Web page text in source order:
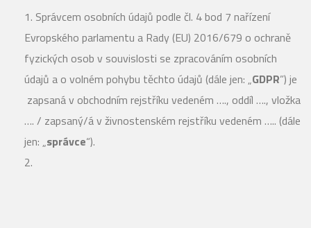
Správcem osobních údajů podle čl. 4 bod 7 nařízení
Evropského parlamentu a Rady (EU) 2016/679 o ochraně
fyzických osob v souvislosti se zpracováním osobních
údajů a o volném pohybu těchto údajů (dále jen: „GDPR”) je
zapsaná v obchodním rejstříku vedeném …., oddíl …., vložka
…. / zapsaný/á v živnostenském rejstříku vedeném ….. (dále
jen: „správce“).